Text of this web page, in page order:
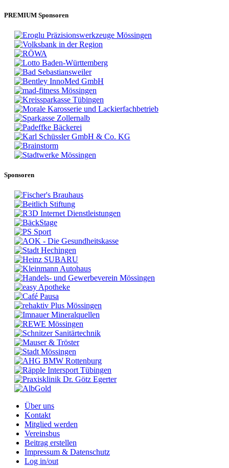
PREMIUM Sponsoren
Sponsoren
Über uns
Kontakt
Mitglied werden
Vereinsbus
Beitrag erstellen
Impressum & Datenschutz
Log in/out